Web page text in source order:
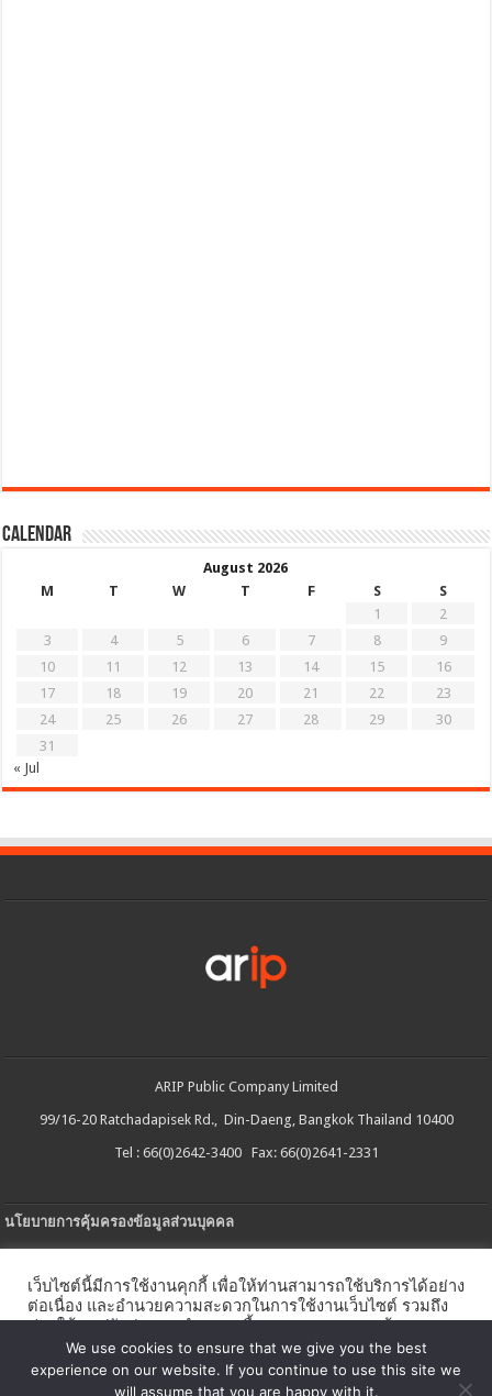
Calendar
August 2026
M
T W T F S
S
1
2
3
4 5 6 7 8
9
10
11 12 13 14 15
16
17
18 19 20 21 22
23
24
25 26 27 28 29
30
31
« Jul
ARIP Public Company Limited
99/16-20 Ratchadapisek Rd., Din-Daeng, Bangkok Thailand 10400
Tel : 66(0)2642-3400 Fax: 66(0)2641-2331
นโยบายการคุ้มครองข้อมูลส่วนบุคคล
นโยบายการใช้คกกี้
นโยบายความปลอดภัยของข้อมูลสารสนเทศ
เว็บไซต์นี้มีการใช้งานคุกกี้ เพื่อให้ท่านสามารถใช้บริการได้อย่าง
ต่อเนื่อง และอำนวยความสะดวกในการใช้งานเว็บไซต์ รวมถึง
ช่วยให้เราปรับปรุงการนำเสนอเนื้อหาตรงตามความต้องการ
ของท่าน โดยสามารถศึกษารายละเอียดเพิ่มเติมได้ใน นโยบาย
คุกกี้
We use cookies to ensure that we give you the best
experience on our website. If you continue to use this site we
will assume that you are happy with it.